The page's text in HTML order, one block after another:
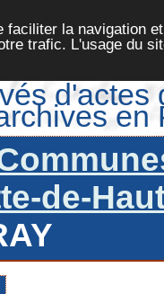
faciliter la navigation
trafic. L'usage du
d'actes
en
de-